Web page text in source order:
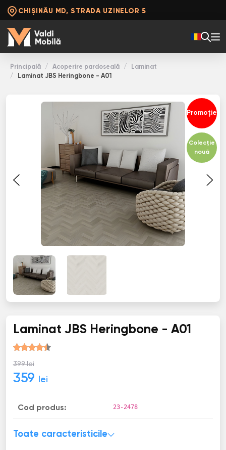
CHIȘINĂU MD, STRADA UZINELOR 5
Principală Acoperire pardoseală
Laminat
Laminat JBS Heringbone - A01
Promoție
Colecție
nouă
Laminat JBS Heringbone - A01
399 lei
359 lei
Cod produs: 23-2478
Toate caracteristicile